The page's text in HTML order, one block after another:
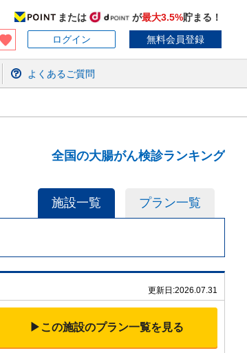
または が最大3.5%貯まる！
ログイン
無料会員登録
よくあるご質問
全国の大腸がん検診ランキング
施設一覧 プラン一覧
更新日:2026.07.31
▶この施設のプラン一覧を見る